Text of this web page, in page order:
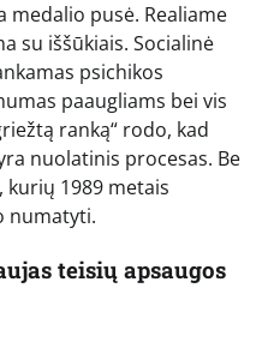
medalio pusė. Realiame
su iššūkiais. Socialinė
psichikos
paaugliams bei vis
ranką“ rodo, kad
nuolatinis procesas. Be
1989 metais
numatyti.
teisių apsaugos